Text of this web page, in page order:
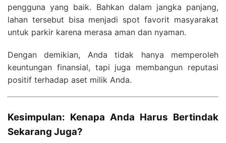
pengguna yang baik. Bahkan dalam jangka panjang,
lahan tersebut bisa menjadi spot favorit masyarakat
untuk parkir karena merasa aman dan nyaman.
Dengan demikian, Anda tidak hanya memperoleh
keuntungan finansial, tapi juga membangun reputasi
positif terhadap aset milik Anda.
Kesimpulan: Kenapa Anda Harus Bertindak
Sekarang Juga?